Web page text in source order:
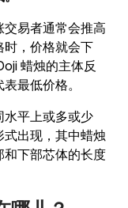
易者通常会推高
时，价格就会下
蜡烛的主体反
最低价格。
水平上或多或少
出现，其中蜡烛
和下部芯体的长度